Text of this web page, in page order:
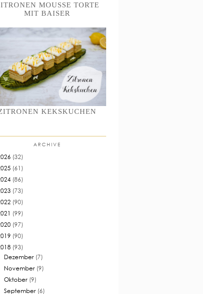
MOUSSE TORTE
MIT BAISER
KEKSKUCHEN
ARCHIVE
(32)
(61)
(86)
(73)
(90)
(99)
(97)
(90)
(93)
Dezember (7)
November (9)
Oktober (9)
September (6)